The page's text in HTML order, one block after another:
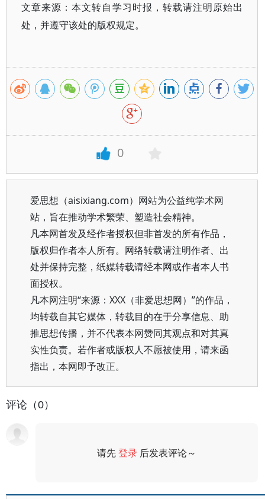
文章来源：本文转自学习时报，转载请注明原始出
处，并遵守该处的版权规定。
0
爱思想（aisixiang.com）网站为公益纯学术网
站，旨在推动学术繁荣、塑造社会精神。
凡本网首发及经作者授权但非首发的所有作品，
版权归作者本人所有。网络转载请注明作者、出
处并保持完整，纸媒转载请经本网或作者本人书
面授权。
凡本网注明“来源：XXX（非爱思想网）”的作品，
均转载自其它媒体，转载目的在于分享信息、助
推思想传播，并不代表本网赞同其观点和对其真
实性负责。若作者或版权人不愿被使用，请来函
指出，本网即予改正。
评论（0）
请先登录 后发表评论～